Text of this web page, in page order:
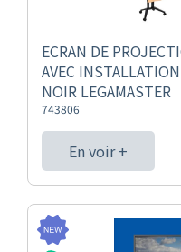
ECRAN DE
AVEC
NOIR LEGAMASTER
743806
En voir +